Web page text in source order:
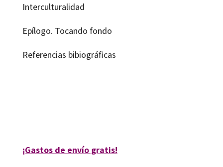
Interculturalidad
Epílogo. Tocando fondo
Referencias bibiográficas
¡Gastos de envío gratis!